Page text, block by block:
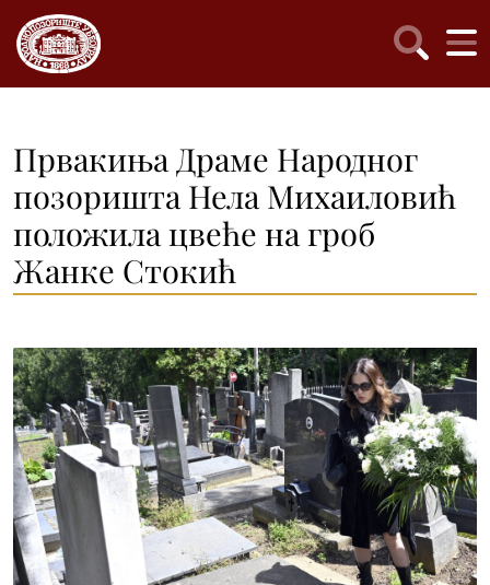
Првакиња Драме Народног
позоришта Нела Михаиловић
положила цвеће на гроб
Жанке Стокић